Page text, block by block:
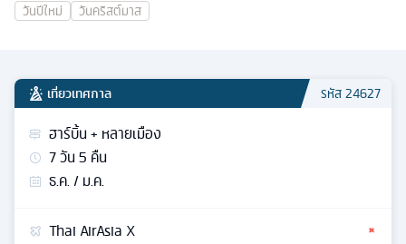
วันปีใหม่
วันคริสต์มาส
เที่ยวเทศกาล รหัส24627
ฮาร์บิ้น + หลายเมือง
7วัน5 คืน
ธ.ค. / ม.ค.
Thai AirAsia X